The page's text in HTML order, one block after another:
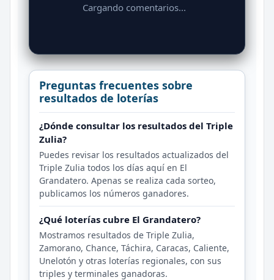
Cargando comentarios...
Preguntas frecuentes sobre
resultados de loterías
¿Dónde consultar los resultados del Triple
Zulia?
Puedes revisar los resultados actualizados del
Triple Zulia todos los días aquí en El
Grandatero. Apenas se realiza cada sorteo,
publicamos los números ganadores.
¿Qué loterías cubre El Grandatero?
Mostramos resultados de Triple Zulia,
Zamorano, Chance, Táchira, Caracas, Caliente,
Unelotón y otras loterías regionales, con sus
triples y terminales ganadoras.